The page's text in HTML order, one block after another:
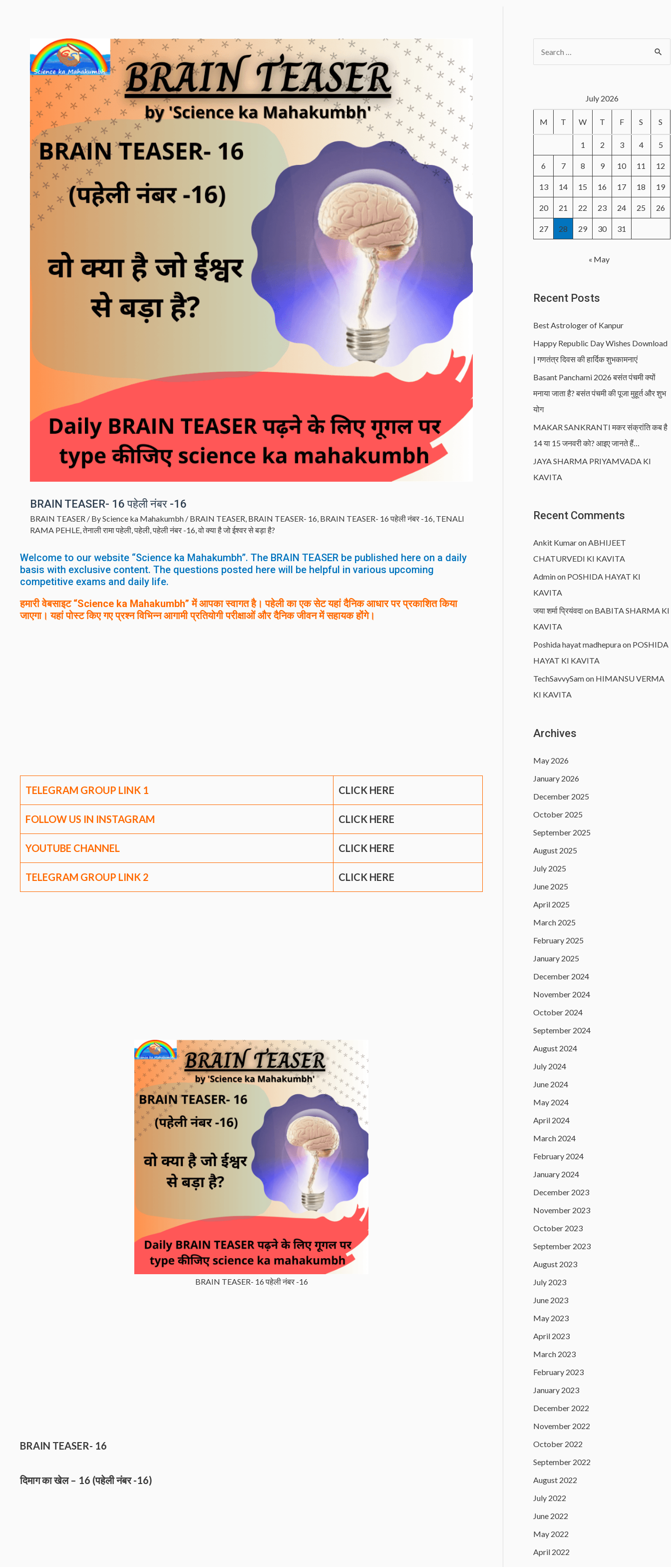
BRAIN TEASER- 16 पहेली नंबर -16
BRAIN TEASER / ByScience ka Mahakumbh / BRAIN TEASER, BRAIN TEASER- 16, BRAIN TEASER- 16 पहेली नंबर -16, TENALI
RAMA PEHLE,तेनाली रामा पहेली,पहेली,पहेली नंबर -16,वो क्या है जो ईश्वर से बड़ा है?
Welcome to our website “Science ka Mahakumbh”. The BRAIN TEASER be published here on a daily
basis with exclusive content. The questions posted here will be helpful in various upcoming
competitive exams and daily life.
हमारी वेबसाइट “Science ka Mahakumbh” में आपका स्वागत है। पहेली का एक सेट यहां दैनिक आधार पर प्रकाशित किया
जाएगा। यहां पोस्ट किए गए प्रश्न विभिन्न आगामी प्रतियोगी परीक्षाओं और दैनिक जीवन में सहायक होंगे।
TELEGRAM GROUP LINK 1 CLICK HERE
FOLLOW US IN INSTAGRAM CLICK HERE
YOUTUBE CHANNEL CLICK HERE
TELEGRAM GROUP LINK 2 CLICK HERE
BRAIN TEASER- 16 पहेली नंबर -16
BRAIN TEASER- 16
दिमाग का खेल – 16 (पहेली नंबर -16)
c
o
r
July 2026
M T W T F S S
1 2 3 4 5
6 7 8 9 10 11 12
13 14 15 16 17 18 19
20 21 22 23 24 25 26
27 28 29 30 31
« May
Recent Posts
Best Astrologer of Kanpur
Happy Republic Day Wishes Download
| गणतंत्र दिवस की हार्दिक शुभकामनाएं
Basant Panchami 2026 बसंत पंचमी क्यों
मनाया जाता है? बसंत पंचमी की पूजा मुहूर्त और शुभ
योग
MAKAR SANKRANTI मकर संक्रांति कब है
14 या 15 जनवरी को? आइए जानते हैं…
JAYA SHARMA PRIYAMVADA KI
KAVITA
Recent Comments
Ankit KumaronABHIJEET
CHATURVEDI KI KAVITA
Adminon POSHIDA HAYAT KI
KAVITA
जया शर्मा प्रियंवदाon BABITA SHARMA KI
KAVITA
Poshida hayat madhepuraon POSHIDA
HAYAT KI KAVITA
TechSavvySamon HIMANSU VERMA
KI KAVITA
Archives
May 2026
January 2026
December 2025
October 2025
September 2025
August 2025
July 2025
June 2025
April 2025
March 2025
February 2025
January 2025
December 2024
November 2024
October 2024
September 2024
August 2024
July 2024
June 2024
May 2024
April 2024
March 2024
February 2024
January 2024
December 2023
November 2023
October 2023
September 2023
August 2023
July 2023
June 2023
May 2023
April 2023
March 2023
February 2023
January 2023
December 2022
November 2022
October 2022
September 2022
August 2022
July 2022
June 2022
May 2022
April 2022